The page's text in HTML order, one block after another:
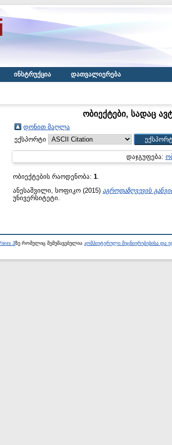
ინსტრუქცია დათვალიერება
ობიექტები, სადაც
დონით მაღლა
ექსპორტი
დაჯგუფება:
ობიექტების რაოდენობა: 1.
ანესაშვილი, სოფიკო (2015) აგროდაზღვევის
უნივერსიტეტი.
3ზე რომელიც შემუშავებულია კომპიუტერული მეცნიერებებისა და